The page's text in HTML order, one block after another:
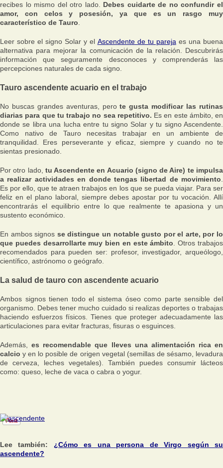
recibes lo mismo del otro lado. Debes cuidarte de no confundir el
amor, con celos y posesión, ya que es un rasgo muy
característico de Tauro
Leer sobre el signo Solar y el Ascendente de tu pareja es una buena
alternativa para mejorar la comunicación de la relación. Descubrirás
información que seguramente desconoces y comprenderás las
percepciones naturales de cada signo.
Tauro ascendente acuario en el trabajo
No buscas grandes aventuras, perote gusta modificar las rutinas
diarias para que tu trabajo no sea repetitivo. Es en este ámbito, en
donde se libra una lucha entre tu signo Solar y tu signo Ascendente.
Como nativo de Tauro necesitas trabajar en un ambiente de
tranquilidad. Eres perseverante y eficaz, siempre y cuando no te
sientas presionado.
Por otro lado, tu Ascendente en Acuario (signo de Aire) te impulsa
a realizar actividades en donde tengas libertad de movimiento
Es por ello, que te atraen trabajos en los que se pueda viajar. Para ser
feliz en el plano laboral, siempre debes apostar por tu vocación. Allí
encontrarás el equilibrio entre lo que realmente te apasiona y un
sustento económico.
En ambos signos se distingue un notable gusto por el arte, por lo
que puedes desarrollarte muy bien en este ámbito . Otros trabajos
recomendados para pueden ser: profesor, investigador, arqueólogo,
científico, astrónomo o geógrafo.
La salud de tauro con ascendente acuario
Ambos signos tienen todo el sistema óseo como parte sensible del
organismo. Debes tener mucho cuidado si realizas deportes o trabajas
haciendo esfuerzos físicos. Tienes que proteger adecuadamente las
articulaciones para evitar fracturas, fisuras o esguinces.
Además,es recomendable que lleves una alimentación rica en
calcioy en lo posible de origen vegetal (semillas de sésamo, levadura
de cerveza, leches vegetales). También puedes consumir lácteos
como: queso, leche de vaca o cabra o yogur.
Lee también: ¿Cómo es una persona de Virgo según su
ascendente?